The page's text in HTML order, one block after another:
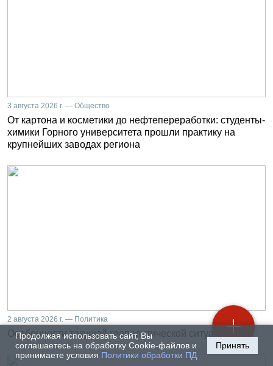
Продолжая использовать сайт, Вы
соглашаетесь на обработку Cookie-файлов и
принимаете условия Политики обработки ПД
Принять
3 августа 2026 г. — Общество
От картона и косметики до нефтепереработки: студенты-
химики Горного университета прошли практику на
крупнейших заводах региона
2 августа 2026 г. — Политика
Особенности текущей геополитической ситуации